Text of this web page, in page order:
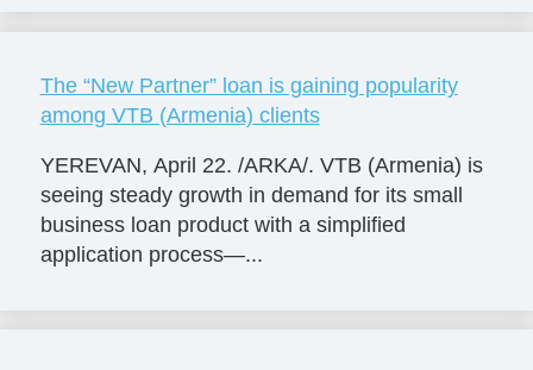
The “New Partner” loan is gaining popularity
among VTB (Armenia) clients
YEREVAN, April 22. /ARKA/. VTB (Armenia) is
seeing steady growth in demand for its small
business loan product with a simplified
application process—...